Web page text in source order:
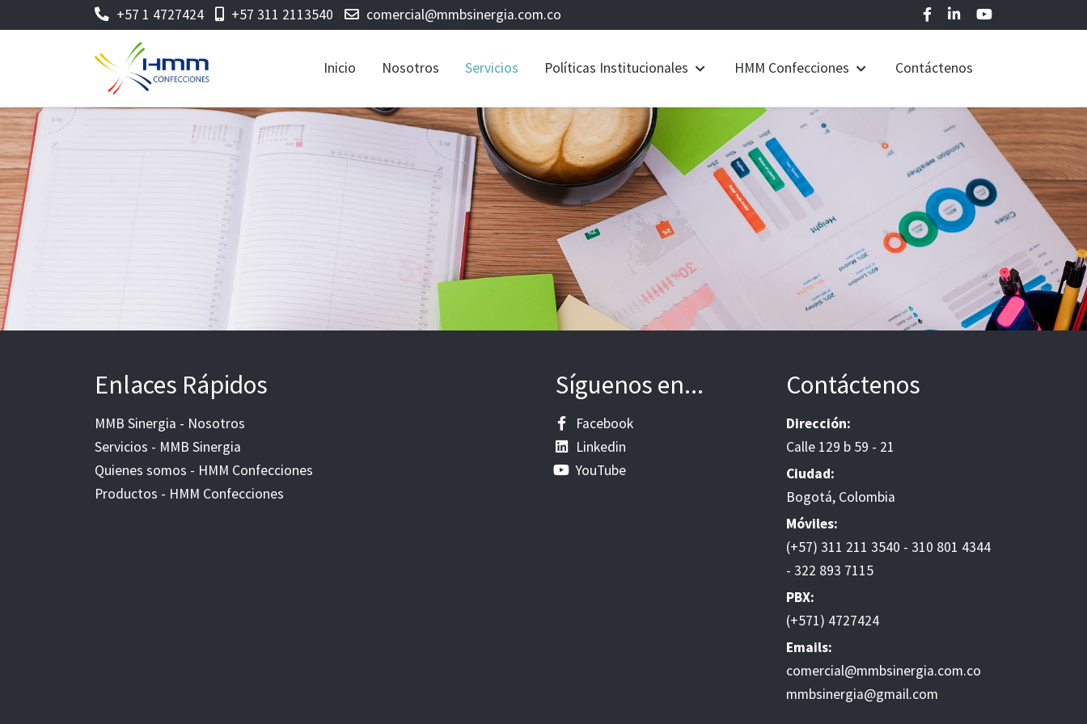
+57 1 4727424 +57 311 2113540 comercial@mmbsinergia.com.co
Inicio Nosotros Servicios Políticas Institucionales HMM Confecciones Contáctenos
Enlaces Rápidos
MMB Sinergia - Nosotros
Servicios - MMB Sinergia
Quienes somos - HMM Confecciones
Productos - HMM Confecciones
Síguenos en...
Facebook
Linkedin
YouTube
Contáctenos
Dirección:
Calle 129 b 59 - 21
Ciudad:
Bogotá, Colombia
Móviles:
(+57) 311 211 3540 - 310 801 4344
- 322 893 7115
PBX:
(+571) 4727424
Emails:
comercial@mmbsinergia.com.co
mmbsinergia@gmail.com